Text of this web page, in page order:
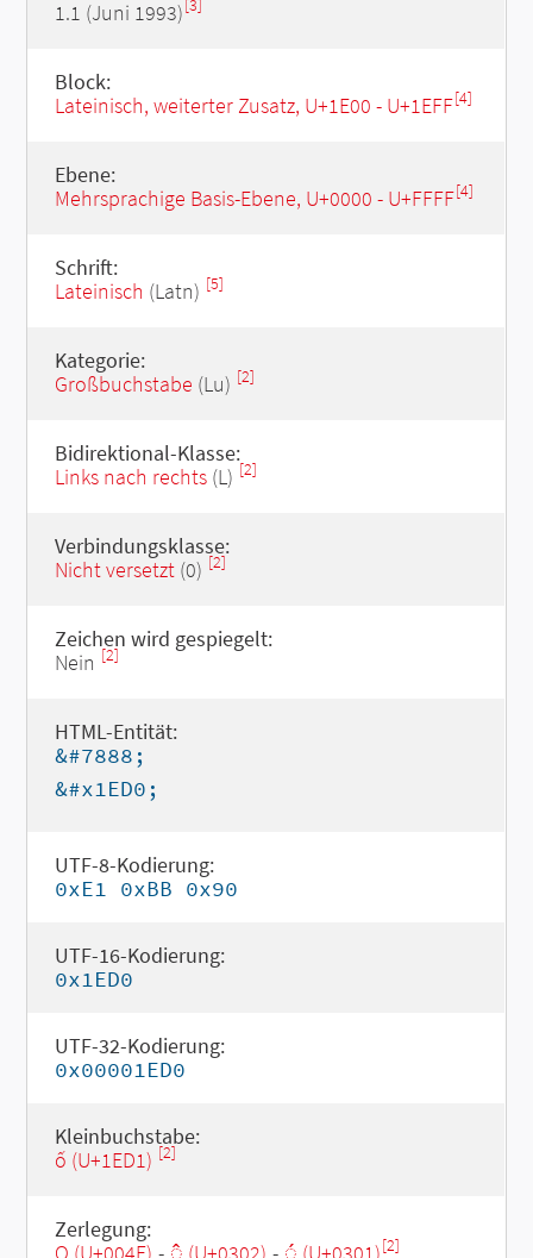
1.1 (Juni 1993)[3]
Block:
Lateinisch, weiterter Zusatz, U+1E00 - U+1EFF[4]
Ebene:
Mehrsprachige Basis-Ebene, U+0000 - U+FFFF[4]
Schrift:
Lateinisch (Latn) [5]
Kategorie:
Großbuchstabe (Lu) [2]
Bidirektional-Klasse:
Links nach rechts(L) [2]
Verbindungsklasse:
Nicht versetzt(0) [2]
Zeichen wird gespiegelt:
Nein [2]
HTML-Entität:
&#7888;
&#x1ED0;
UTF-8-Kodierung:
0xE1 0xBB 0x90
UTF-16-Kodierung:
0x1ED0
UTF-32-Kodierung:
0x00001ED0
Kleinbuchstabe:
ố (U+1ED1) [2]
Zerlegung:
[2]